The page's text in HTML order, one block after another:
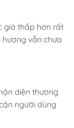
giá thấp hơn rất
hương vẫn chưa
diện thương
người dùng